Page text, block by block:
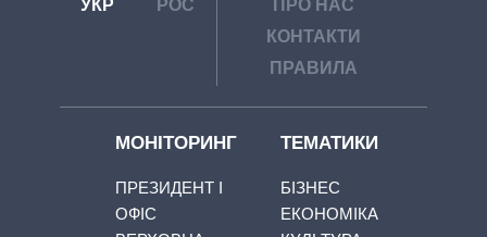
УКР РОС
ПРО НАС
КОНТАКТИ
ПРАВИЛА
МОНІТОРИНГ
ПРЕЗИДЕНТ І
ОФІС
ТЕМАТИКИ
БІЗНЕС
ЕКОНОМІКА